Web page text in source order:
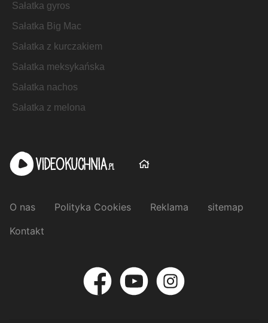
Sałatka gyros
Sałatka Big Mac
Sałatka z kurczakiem
Sałatka meksykańska
Sałatka nachos
Sałatka z melona
O nas Polityka Cookies Reklama
sitemap
Kontakt